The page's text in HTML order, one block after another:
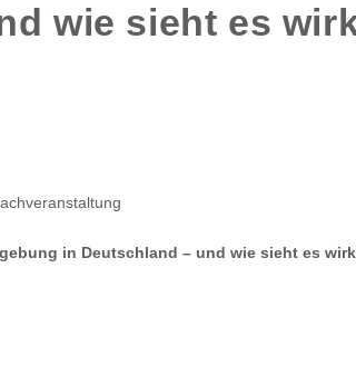
wie sieht es
in Deutschland – und wie sieht es